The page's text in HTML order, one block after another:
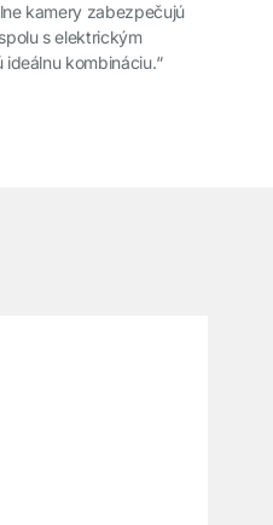
kamery zabezpečujú
s elektrickým
kombináciu.“